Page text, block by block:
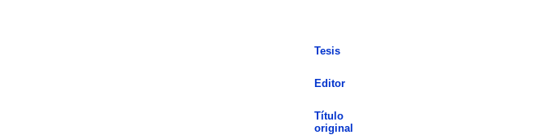
Tesis
Editor
Título
original